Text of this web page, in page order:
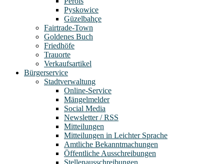
Pyskowice
Güzelbahçe
Fairtrade-Town
Goldenes Buch
Friedhöfe
Trauorte
Verkaufsartikel
Bürgerservice
Stadtverwaltung
Online-Service
Mängelmelder
Social Media
Newsletter / RSS
Mitteilungen
Mitteilungen in Leichter Sprache
Amtliche Bekanntmachungen
Öffentliche Ausschreibungen
Stellenausschreibungen